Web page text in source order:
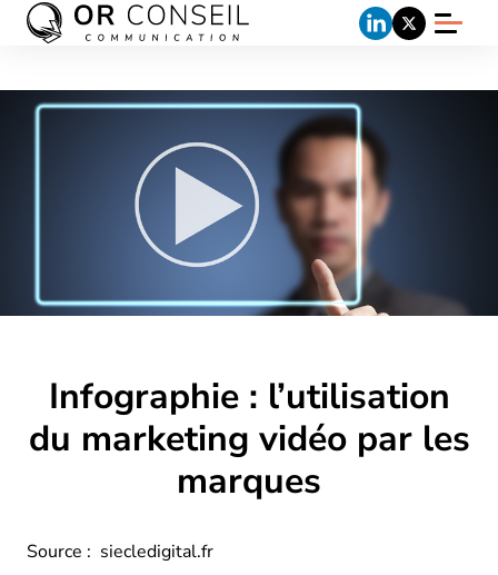
Infographie : l’utilisation
du marketing vidéo par les
marques
Source : siecledigital.fr